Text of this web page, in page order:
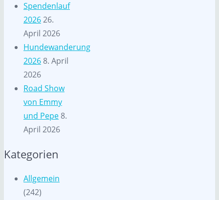
Spendenlauf
202626.
April 2026
Hundewanderung
2026 8. April
2026
Road Show
von Emmy
und Pepe 8.
April 2026
Kategorien
Allgemein
(242)